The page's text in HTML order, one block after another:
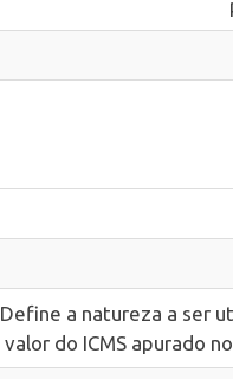
Define a natureza a ser
valor do ICMS apurado